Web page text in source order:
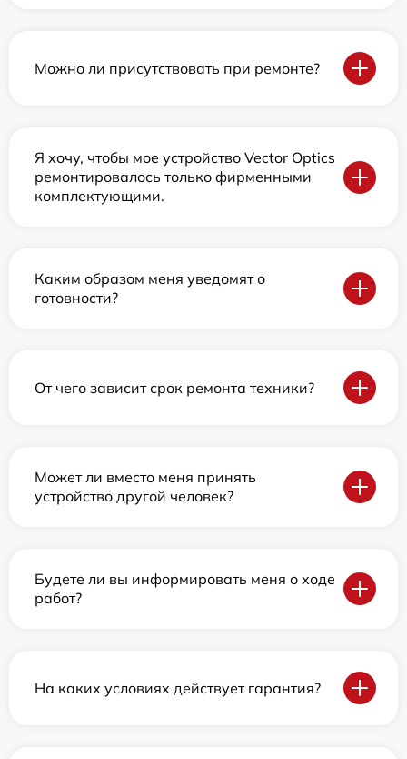
Можно ли присутствовать при ремонте?
Я хочу, чтобы мое устройство Vector Optics
ремонтировалось только фирменными
комплектующими.
Каким образом меня уведомят о
готовности?
От чего зависит срок ремонта техники?
Может ли вместо меня принять
устройство другой человек?
Будете ли вы информировать меня о ходе
работ?
На каких условиях действует гарантия?